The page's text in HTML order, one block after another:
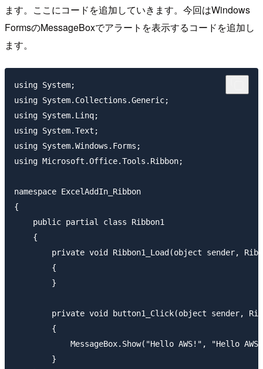
ます。ここにコードを追加していきます。今回はWindows
FormsのMessageBoxでアラートを表示するコードを追加し
ます。
using System;
using System.Collections.Generic;
using System.Linq;
using System.Text;
using System.Windows.Forms;
using Microsoft.Office.Tools.Ribbon;
namespace ExcelAddIn_Ribbon
{
    public partial class Ribbon1
    {
private void Ribbon1_Load(object sender,
        {
        }
private void button1_Click(object sender,
        {
MessageBox.Show("Hello AWS!", "Hello
        }